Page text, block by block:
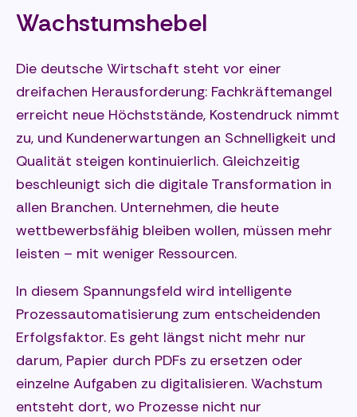
Wachstumshebel
Die deutsche Wirtschaft steht vor einer
dreifachen Herausforderung: Fachkräftemangel
erreicht neue Höchststände, Kostendruck nimmt
zu, und Kundenerwartungen an Schnelligkeit und
Qualität steigen kontinuierlich. Gleichzeitig
beschleunigt sich die digitale Transformation in
allen Branchen. Unternehmen, die heute
wettbewerbsfähig bleiben wollen, müssen mehr
leisten – mit weniger Ressourcen.
In diesem Spannungsfeld wird intelligente
Prozessautomatisierung zum entscheidenden
Erfolgsfaktor. Es geht längst nicht mehr nur
darum, Papier durch PDFs zu ersetzen oder
einzelne Aufgaben zu digitalisieren. Wachstum
entsteht dort, wo Prozesse nicht nur